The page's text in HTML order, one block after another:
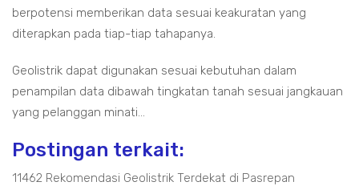
berpotensi memberikan data sesuai keakuratan yang
diterapkan pada tiap-tiap tahapanya.
Geolistrik dapat digunakan sesuai kebutuhan dalam
penampilan data dibawah tingkatan tanah sesuai jangkauan
yang pelanggan minati...
Postingan terkait:
11462 Rekomendasi Geolistrik Terdekat di Pasrepan